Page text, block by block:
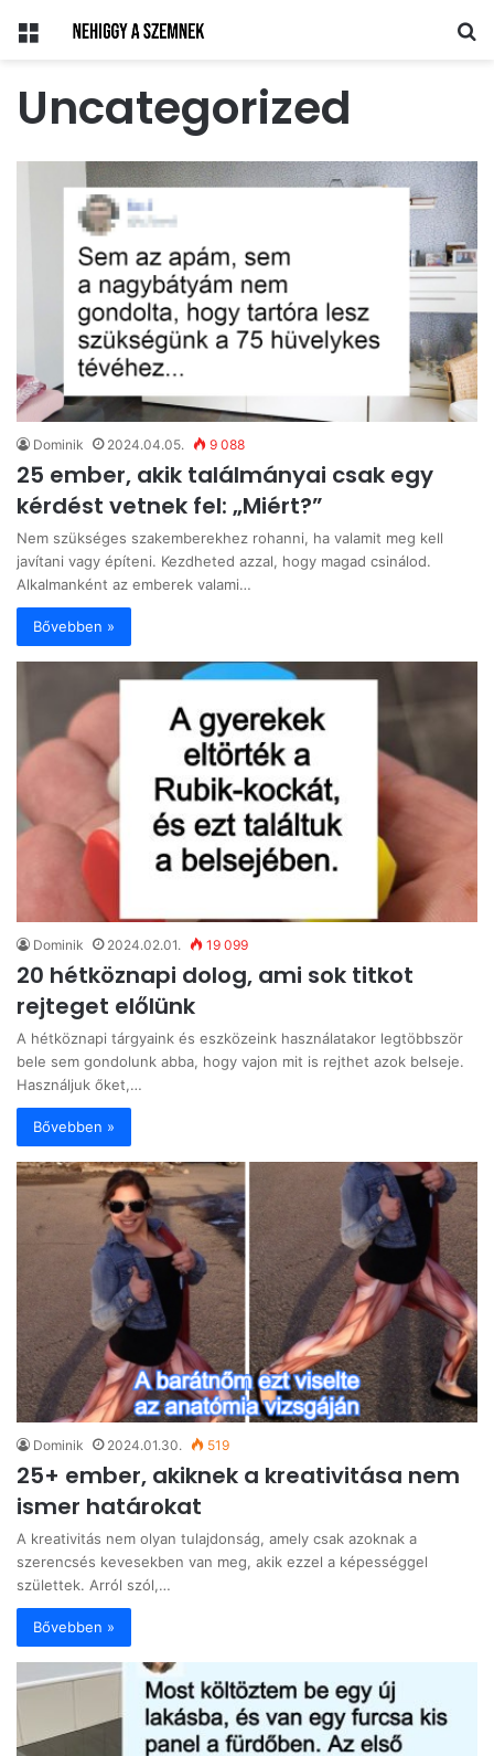
Menü
Uncategorized
Dominik 2024.04.05. 9 088
25 ember, akik találmányai csak egy
kérdést vetnek fel: „Miért?”
Nem szükséges szakemberekhez rohanni, ha valamit meg kell
javítani vagy építeni. Kezdheted azzal, hogy magad csinálod.
Alkalmanként az emberek valami…
Bővebben »
Dominik 2024.02.01. 19 099
20 hétköznapi dolog, ami sok titkot
rejteget előlünk
A hétköznapi tárgyaink és eszközeink használatakor legtöbbször
bele sem gondolunk abba, hogy vajon mit is rejthet azok belseje.
Használjuk őket,…
Bővebben »
Dominik 2024.01.30. 519
25+ ember, akiknek a kreativitása nem
ismer határokat
A kreativitás nem olyan tulajdonság, amely csak azoknak a
szerencsés kevesekben van meg, akik ezzel a képességgel
születtek. Arról szól,…
Bővebben »